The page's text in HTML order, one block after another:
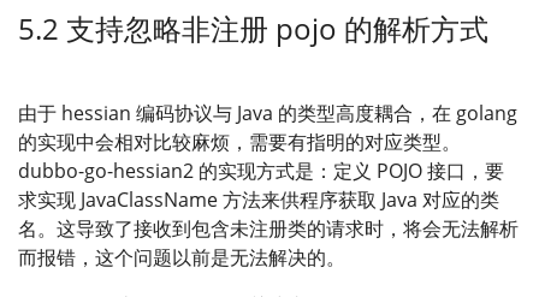
5.2 支持忽略非注册 pojo 的解析方式
由于 hessian 编码协议与 Java 的类型高度耦合，在 golang
的实现中会相对比较麻烦，需要有指明的对应类型。
dubbo-go-hessian2 的实现方式是：定义 POJO 接口，要
求实现 JavaClassName 方法来供程序获取 Java 对应的类
名。这导致了接收到包含未注册类的请求时，将会无法解析
而报错，这个问题以前是无法解决的。